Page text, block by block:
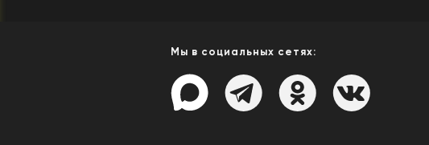
Мы в социальных сетях: